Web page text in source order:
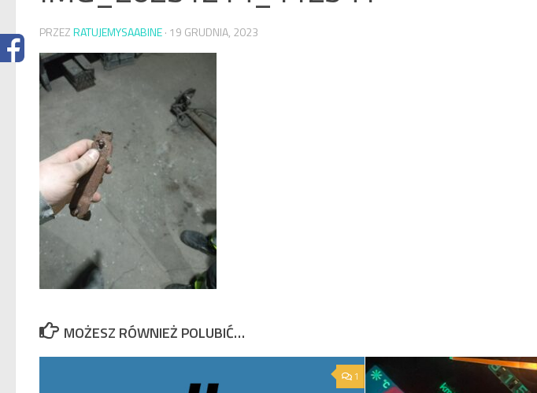
PRZEZRATUJEMYSAABINE· 19 GRUDNIA, 2023
MOŻESZ RÓWNIEŻ POLUBIĆ…
1